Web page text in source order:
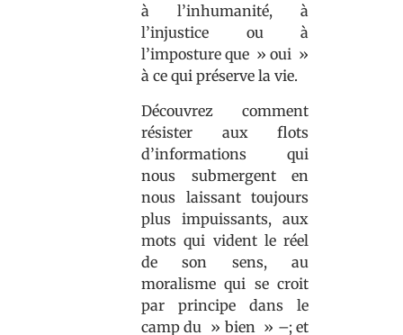
à l’inhumanité, à
l’injustice ou à
l’imposture que » oui »
à ce qui préserve la vie.
Découvrez comment
résister aux flots
d’informations qui
nous submergent en
nous laissant toujours
plus impuissants, aux
mots qui vident le réel
de son sens, au
moralisme qui se croit
par principe dans le
camp du » bien » –; et